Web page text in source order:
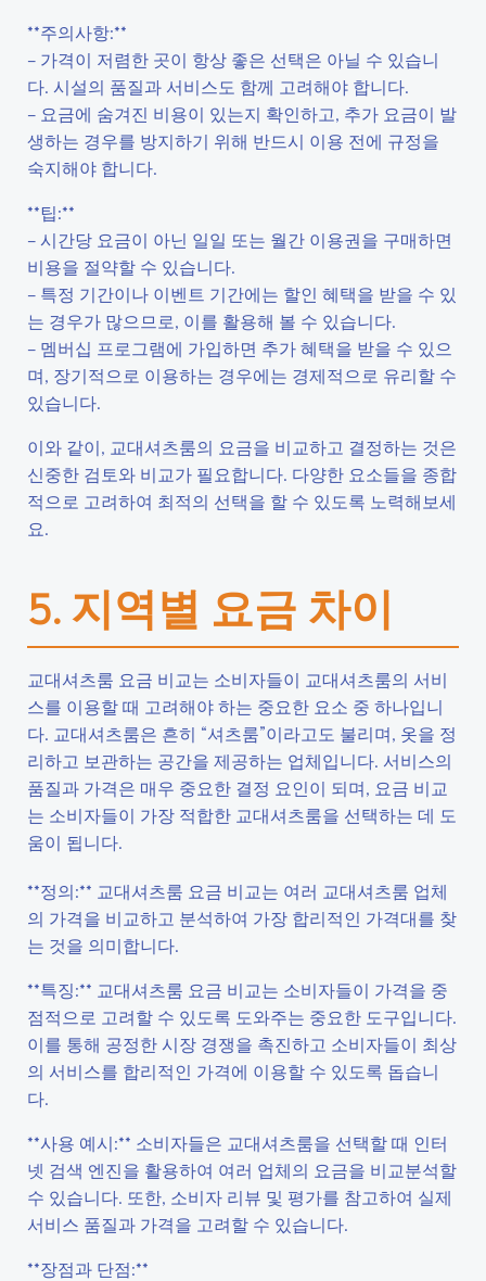
**주의사항:**
– 가격이 저렴한 곳이 항상 좋은 선택은 아닐 수 있습니
다. 시설의 품질과 서비스도 함께 고려해야 합니다.
– 요금에 숨겨진 비용이 있는지 확인하고, 추가 요금이 발
생하는 경우를 방지하기 위해 반드시 이용 전에 규정을
숙지해야 합니다.
**팁:**
– 시간당 요금이 아닌 일일 또는 월간 이용권을 구매하면
비용을 절약할 수 있습니다.
– 특정 기간이나 이벤트 기간에는 할인 혜택을 받을 수 있
는 경우가 많으므로, 이를 활용해 볼 수 있습니다.
– 멤버십 프로그램에 가입하면 추가 혜택을 받을 수 있으
며, 장기적으로 이용하는 경우에는 경제적으로 유리할 수
있습니다.
이와 같이, 교대셔츠룸의 요금을 비교하고 결정하는 것은
신중한 검토와 비교가 필요합니다. 다양한 요소들을 종합
적으로 고려하여 최적의 선택을 할 수 있도록 노력해보세
요.
5. 지역별 요금 차이
교대셔츠룸 요금 비교는 소비자들이 교대셔츠룸의 서비
스를 이용할 때 고려해야 하는 중요한 요소 중 하나입니
다. 교대셔츠룸은 흔히 “셔츠룸”이라고도 불리며, 옷을 정
리하고 보관하는 공간을 제공하는 업체입니다. 서비스의
품질과 가격은 매우 중요한 결정 요인이 되며, 요금 비교
는 소비자들이 가장 적합한 교대셔츠룸을 선택하는 데 도
움이 됩니다.
**정의:** 교대셔츠룸 요금 비교는 여러 교대셔츠룸 업체
의 가격을 비교하고 분석하여 가장 합리적인 가격대를 찾
는 것을 의미합니다.
**특징:** 교대셔츠룸 요금 비교는 소비자들이 가격을 중
점적으로 고려할 수 있도록 도와주는 중요한 도구입니다.
이를 통해 공정한 시장 경쟁을 촉진하고 소비자들이 최상
의 서비스를 합리적인 가격에 이용할 수 있도록 돕습니
다.
**사용 예시:** 소비자들은 교대셔츠룸을 선택할 때 인터
넷 검색 엔진을 활용하여 여러 업체의 요금을 비교분석할
수 있습니다. 또한, 소비자 리뷰 및 평가를 참고하여 실제
서비스 품질과 가격을 고려할 수 있습니다.
**장점과 단점:**